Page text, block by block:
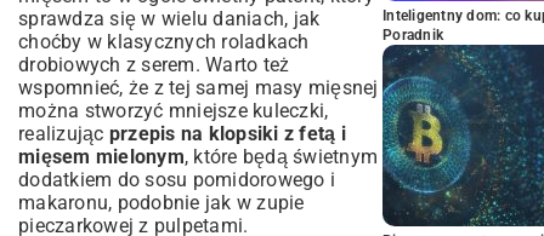
sprawdza się w wielu daniach, jak
choćby w klasycznych roladkach
drobiowych z serem. Warto też
wspomnieć, że z tej samej masy mięsnej
można stworzyć mniejsze kuleczki,
realizując przepis na klopsiki z fetą i
mięsem mielonym, które będą świetnym
dodatkiem do sosu pomidorowego i
makaronu, podobnie jak wzupie
pieczarkowej z pulpetami.
Inteligentny dom: co
Poradnik